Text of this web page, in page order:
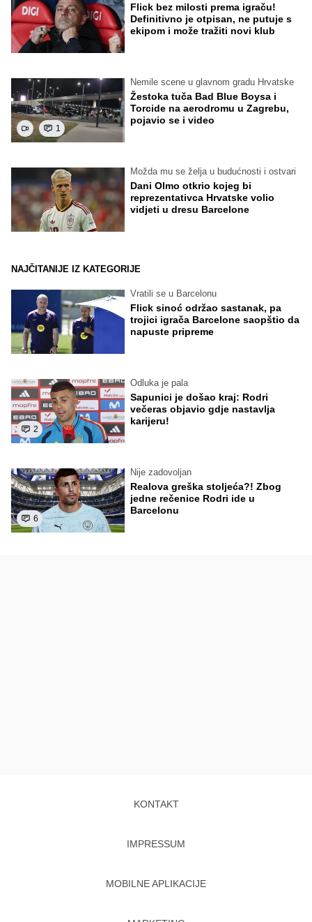
Flick bez milosti prema igraču!
Definitivno je otpisan, ne putuje s
ekipom i može tražiti novi klub
1
Nemile scene u glavnom gradu Hrvatske
Žestoka tuča Bad Blue Boysa i
Torcide na aerodromu u Zagrebu,
pojavio se i video
Možda mu se želja u budućnosti i ostvari
Dani Olmo otkrio kojeg bi
reprezentativca Hrvatske volio
vidjeti u dresu Barcelone
NAJČITANIJE IZ KATEGORIJE
Vratili se u Barcelonu
Flick sinoć održao sastanak, pa
trojici igrača Barcelone saopštio da
napuste pripreme
2
Odluka je pala
Sapunici je došao kraj: Rodri
večeras objavio gdje nastavlja
karijeru!
6
Nije zadovoljan
Realova greška stoljeća?! Zbog
jedne rečenice Rodri ide u
Barcelonu
KONTAKT
IMPRESSUM
MOBILNE APLIKACIJE